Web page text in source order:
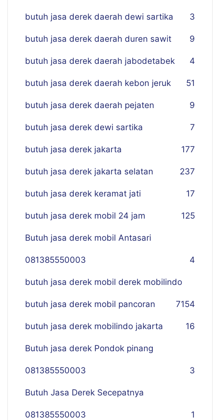
butuh jasa derek daerah dewi sartika 3
butuh jasa derek daerah duren sawit 9
butuh jasa derek daerah jabodetabek 4
butuh jasa derek daerah kebon jeruk 51
butuh jasa derek daerah pejaten 9
butuh jasa derek dewi sartika 7
butuh jasa derek jakarta 177
butuh jasa derek jakarta selatan 237
butuh jasa derek keramat jati 17
butuh jasa derek mobil 24 jam 125
Butuh jasa derek mobil Antasari
081385550003 4
butuh jasa derek mobil derek mobilindo
154
butuh jasa derek mobil pancoran 7
butuh jasa derek mobilindo jakarta 16
Butuh jasa derek Pondok pinang
081385550003 3
Butuh Jasa Derek Secepatnya
081385550003 1